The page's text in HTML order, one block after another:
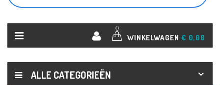
0
WINKELWAGEN € 0,00
ALLE CATEGORIEËN